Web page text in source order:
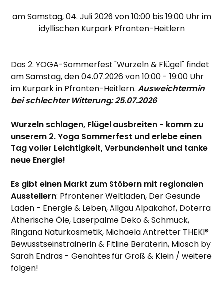
am Samstag, 04. Juli 2026 von 10:00 bis 19:00 Uhr im
idyllischen Kurpark Pfronten-Heitlern
Das 2. YOGA-Sommerfest "Wurzeln & Flügel" findet
am Samstag, den 04.07.2026 von 10:00 - 19:00 Uhr
im Kurpark in Pfronten-Heitlern.Ausweichtermin
bei schlechter Witterung: 25.07.2026
Wurzeln schlagen, Flügel ausbreiten - komm zu
unserem 2. Yoga Sommerfest und erlebe einen
Tag voller Leichtigkeit, Verbundenheit und tanke
neue Energie!
Es gibt einen Markt zum Stöbern mit regionalen
Ausstellern: Pfrontener Weltladen, Der Gesunde
Laden - Energie & Leben, Allgäu Alpakahof, Doterra
Ätherische Öle, Laserpalme Deko & Schmuck,
Ringana Naturkosmetik, Michaela Antretter THEKI®
Bewusstseinstrainerin & Fitline Beraterin, Miosch by
Sarah Endras - Genähtes für Groß & Klein / weitere
folgen!